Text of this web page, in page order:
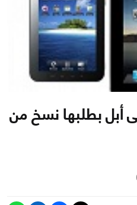
بطلبها نسخ من